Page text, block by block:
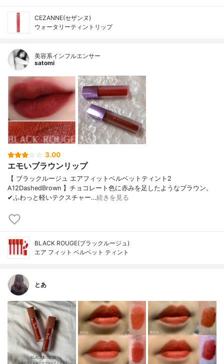
CEZANNE(セザンヌ)
ウォータリーティントリップ
美容系インフルエンサー
satomi
3.00
エモいブラウンリップ
【 ブラックルージュ エアフィットベルベットティント2
A12DashedBrown 】チョコレート色に赤みを足したようなブラウン。
✔︎ふわっと軽いテクスチャー…続きを見る
BLACK ROUGE(ブラックルージュ)
エア フィット ベルベット ティント
とあ